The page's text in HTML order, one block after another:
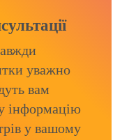
уважно
вам
інформацію
у вашому